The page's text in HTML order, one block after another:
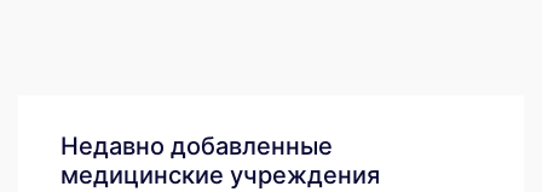
Недавно добавленные
медицинские учреждения